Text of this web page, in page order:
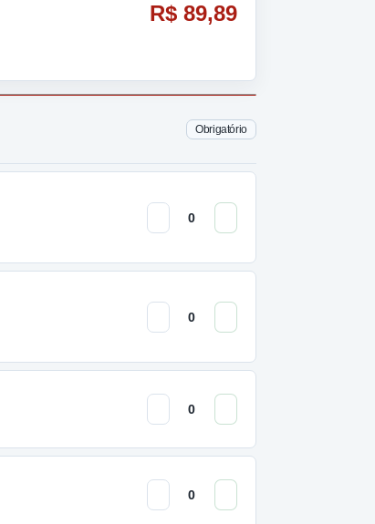
R$ 89,89
Obrigatório